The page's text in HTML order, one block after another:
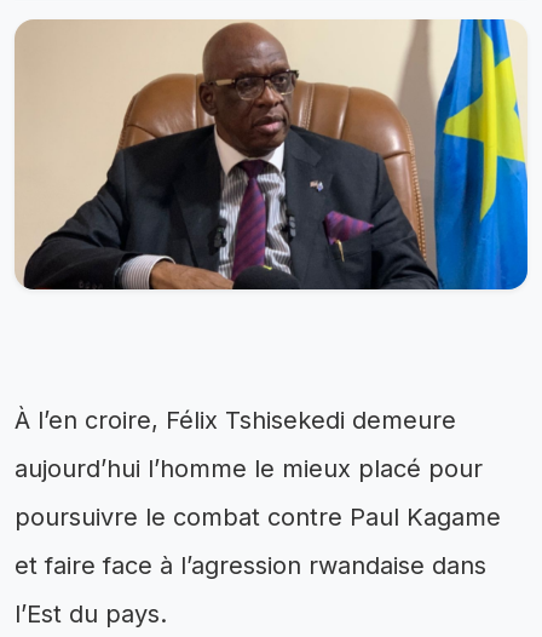
‎‎À l’en croire, Félix Tshisekedi demeure
aujourd’hui l’homme le mieux placé pour
poursuivre le combat contre Paul Kagame
et faire face à l’agression rwandaise dans
l’Est du pays.